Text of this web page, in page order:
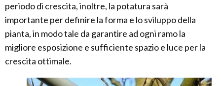
periodo di crescita, inoltre, la potatura sarà
importante per definire la forma e lo sviluppo della
pianta, in modo tale da garantire ad ogni ramo la
migliore esposizione e sufficiente spazio e luce per la
crescita ottimale.